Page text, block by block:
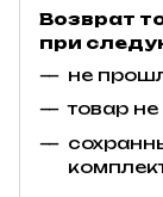
Возврат
при
не
товар